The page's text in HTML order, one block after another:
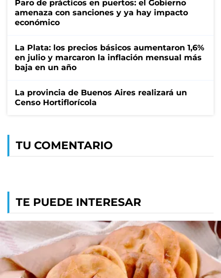
Paro de prácticos en puertos: el Gobierno
amenaza con sanciones y ya hay impacto
económico
La Plata: los precios básicos aumentaron 1,6%
en julio y marcaron la inflación mensual más
baja en un año
La provincia de Buenos Aires realizará un
Censo Hortiflorícola
TU COMENTARIO
TE PUEDE INTERESAR